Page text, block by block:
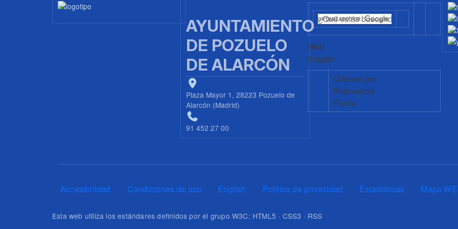
Imagen
AYUNTAMIENTO
DE POZUELO
DE ALARCÓN
Plaza Mayor 1, 28223 Pozuelo de
Alarcón (Madrid)
91 452 27 00
Web
Imagen
Ordenar por
Relevancia
Fecha
Pie de página
Accesibilidad Condiciones de uso English Política de privacidad Estadísticas Mapa
Esta web utiliza los estándares definidos por el grupo W3C: HTML5 · CSS3 · RSS